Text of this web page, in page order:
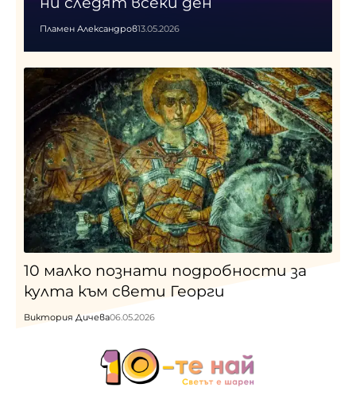
Пламен Александров13.05.2026
10 малко познати подробности за
култа към свети Георги
Виктория Дичева06.05.2026